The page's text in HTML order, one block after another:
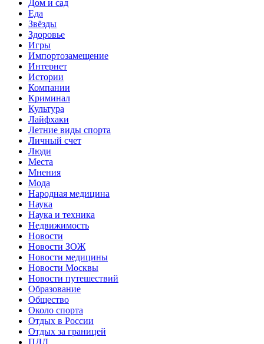
Дом и сад
Еда
Звёзды
Здоровье
Игры
Импортозамещение
Интернет
Истории
Компании
Криминал
Культура
Лайфхаки
Летние виды спорта
Личный счет
Люди
Места
Мнения
Мода
Народная медицина
Наука
Наука и техника
Недвижимость
Новости
Новости ЗОЖ
Новости медицины
Новости Москвы
Новости путешествий
Образование
Общество
Около спорта
Отдых в России
Отдых за границей
ПДД